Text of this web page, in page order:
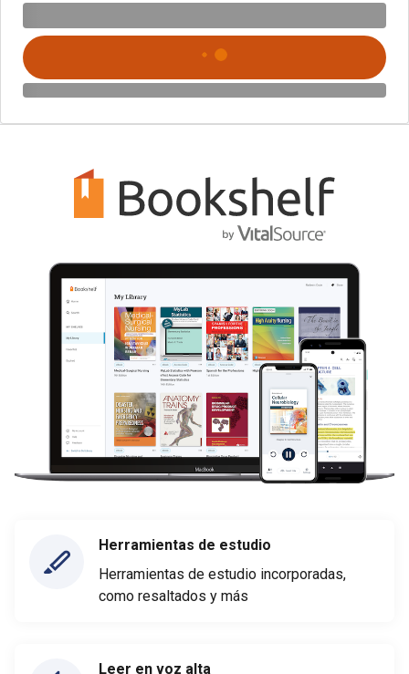
Herramientas de estudio
Herramientas de estudio incorporadas,
como resaltados y más
Leer en voz alta